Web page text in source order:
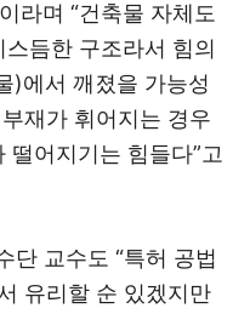
라며 “건축물 자체도
듬한 구조라서 힘의
)에서 깨졌을 가능성
재가 휘어지는 경우
어지기는 힘들다”고
단 교수도 “특허 공법
유리할 순 있겠지만